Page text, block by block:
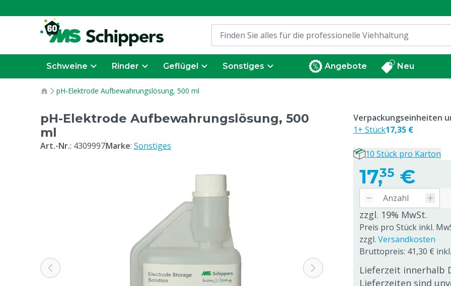
Schweine Rinder Geflügel Sonstiges Angebote Neu
pH-Elektrode Aufbewahrungslösung, 500 ml
pH-Elektrode Aufbewahrungslösung, 500
ml
Art.-Nr.: 4309997Marke: Sonstiges
17,35 €
zzgl. 19% MwSt.
Preis pro Stück inkl.
zzgl. Versandkosten
Bruttopreis: 41,30 €
Lieferzeit innerhalb
Lieferzeiten sind
Verpackungseinheiten
1+ Stück17,35 €
10 Stück pro Karton